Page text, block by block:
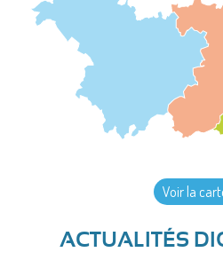
Voir la
ACTUALITÉS